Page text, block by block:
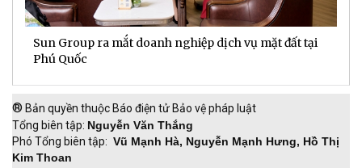
Sun Group ra mắt doanh nghiệp dịch vụ mặt đất tại
Phú Quốc
® Bản quyền thuộc Báo điện tử Bảo vệ pháp luật
Tổng biên tập: Nguyễn Văn Thắng
Phó Tổng biên tập: Vũ Mạnh Hà, Nguyễn Mạnh Hưng, Hồ Thị
Kim Thoan